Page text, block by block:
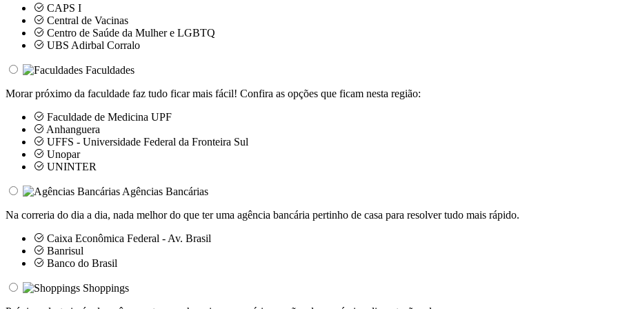
CAPS I
Central de Vacinas
Centro de Saúde da Mulher e LGBTQ
UBS Adirbal Corralo
Faculdades
Morar próximo da faculdade faz tudo ficar mais fácil! Confira as opções que ficam nesta região:
Faculdade de Medicina UPF
Anhanguera
UFFS - Universidade Federal da Fronteira Sul
Unopar
UNINTER
Agências Bancárias
Na correria do dia a dia, nada melhor do que ter uma agência bancária pertinho de casa para resolver tudo mais rápido.
Caixa Econômica Federal - Av. Brasil
Banrisul
Banco do Brasil
Shoppings